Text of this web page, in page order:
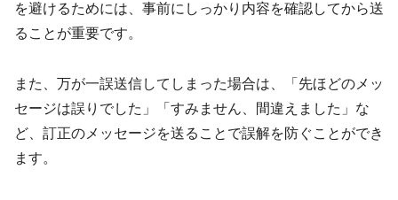
を避けるためには、事前にしっかり内容を確認してから送
ることが重要です。
また、万が一誤送信してしまった場合は、「先ほどのメッ
セージは誤りでした」「すみません、間違えました」な
ど、訂正のメッセージを送ることで誤解を防ぐことができ
ます。